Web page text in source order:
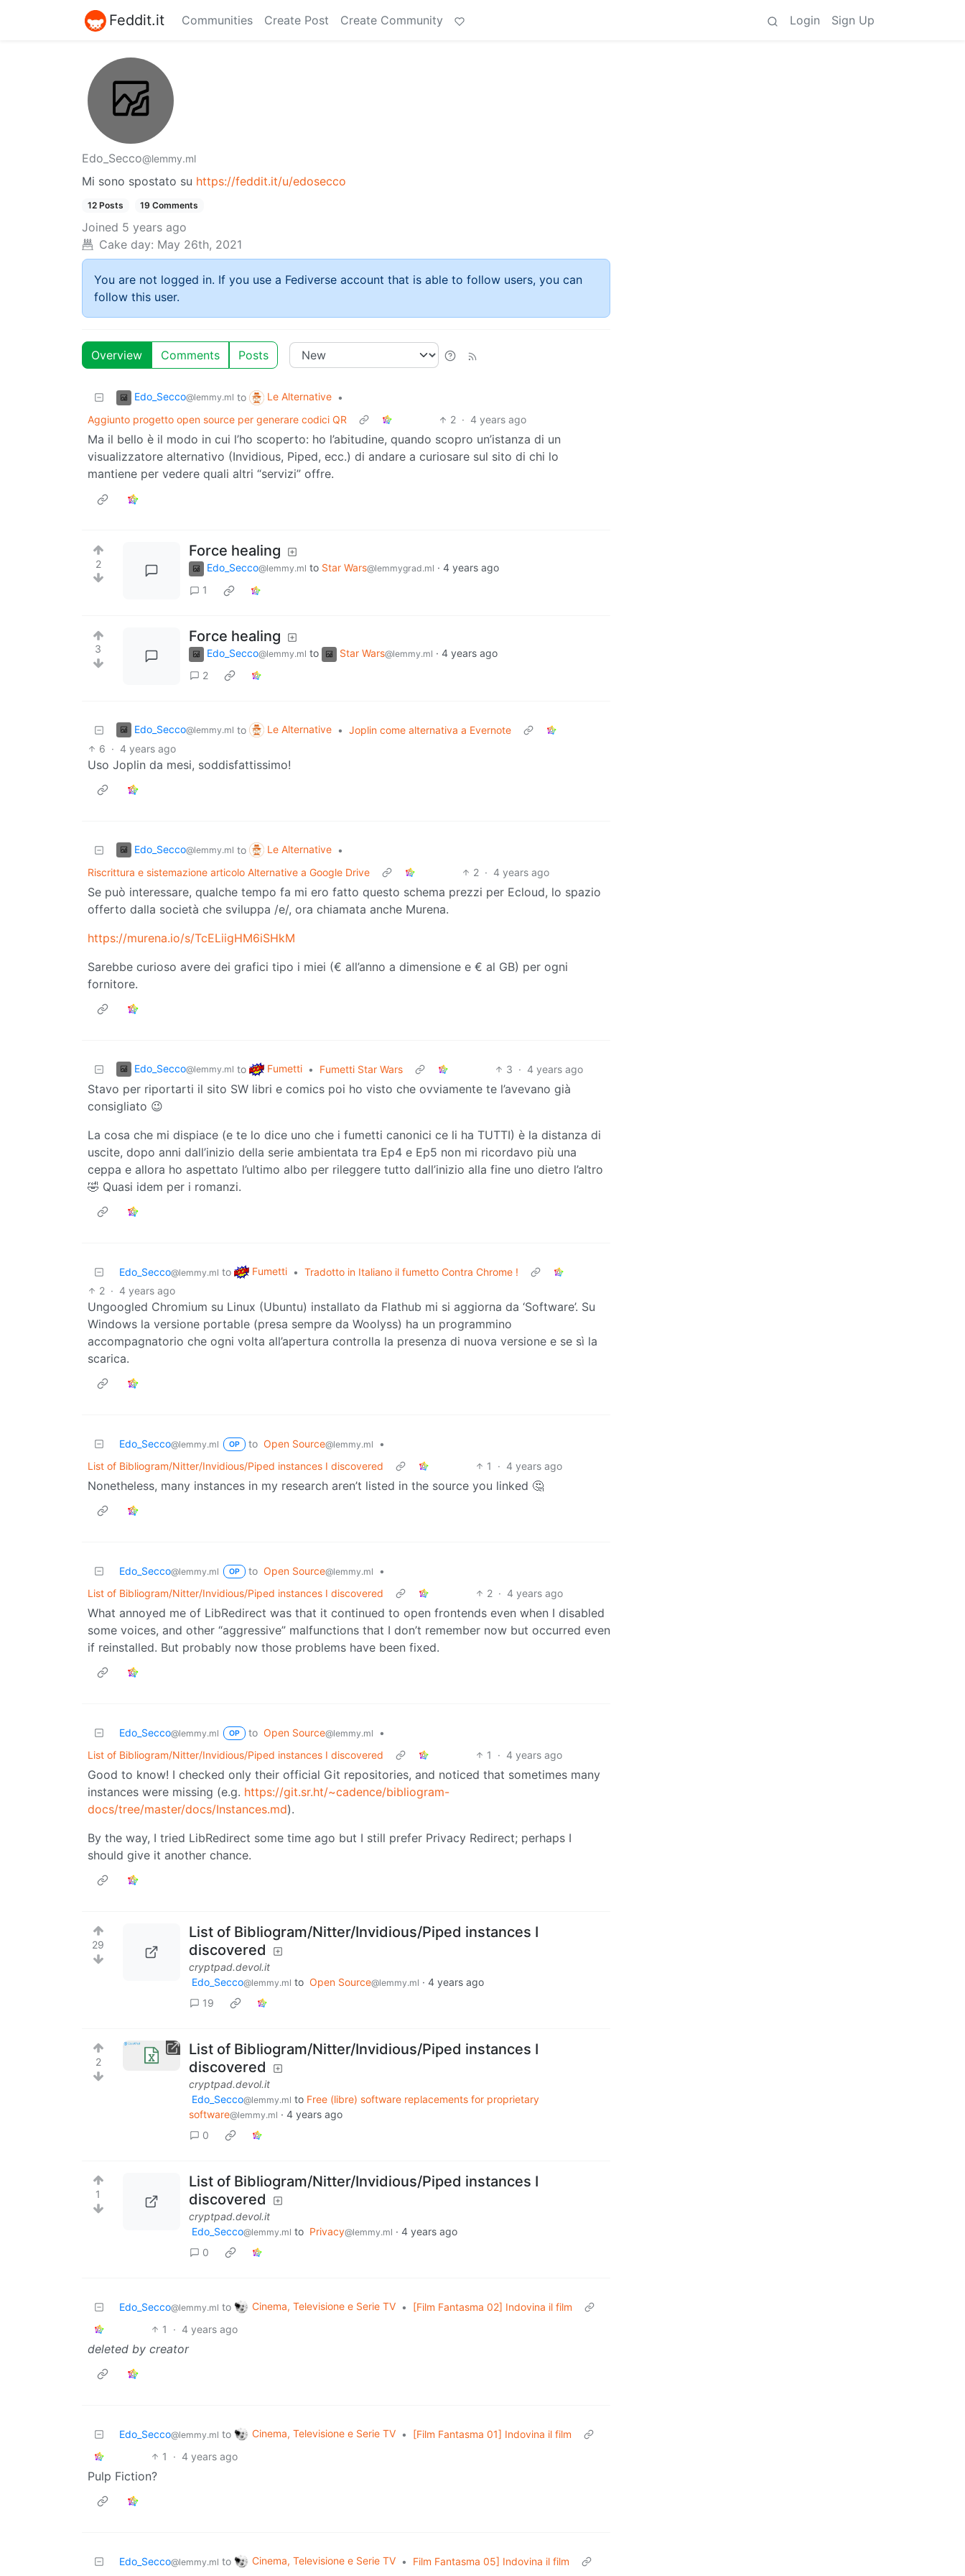
Feddit.it Communities Create Post Create Community Login Sign Up
Edo_Secco@lemmy.ml
Mi sono spostato su https://feddit.it/u/edosecco
12 Posts 19 Comments
Joined 5 years ago
Cake day: May 26th, 2021
You are not logged in. If you use a Fediverse account that is able to follow users, you can
follow this user.
Overview Comments Posts
Edo_Secco@lemmy.ml to Le Alternative •
Aggiunto progetto open source per generare codici QR
2 · 4 years ago
Ma il bello è il modo in cui l’ho scoperto: ho l’abitudine, quando scopro un’istanza di un
visualizzatore alternativo (Invidious, Piped, ecc.) di andare a curiosare sul sito di chi lo
mantiene per vedere quali altri “servizi” offre.
2
Force healing
Edo_Secco@lemmy.ml to Star Wars@lemmygrad.ml · 4 years ago
1
3
Force healing
Edo_Secco@lemmy.ml to Star Wars@lemmy.ml · 4 years ago
2
Edo_Secco@lemmy.ml to Le Alternative • Joplin come alternativa a Evernote
6 · 4 years ago
Uso Joplin da mesi, soddisfattissimo!
Edo_Secco@lemmy.ml to Le Alternative •
Riscrittura e sistemazione articolo Alternative a Google Drive
2 · 4 years ago
Se può interessare, qualche tempo fa mi ero fatto questo schema prezzi per Ecloud, lo spazio
offerto dalla società che sviluppa /e/, ora chiamata anche Murena.
https://murena.io/s/TcELiigHM6iSHkM
Sarebbe curioso avere dei grafici tipo i miei (€ all’anno a dimensione e € al GB) per ogni
fornitore.
Edo_Secco@lemmy.ml to Fumetti • Fumetti Star Wars 3 · 4 years ago
Stavo per riportarti il sito SW libri e comics poi ho visto che ovviamente te l’avevano già
consigliato 😉
La cosa che mi dispiace (e te lo dice uno che i fumetti canonici ce li ha TUTTI) è la distanza di
uscite, dopo anni dall’inizio della serie ambientata tra Ep4 e Ep5 non mi ricordavo più una
ceppa e allora ho aspettato l’ultimo albo per rileggere tutto dall’inizio alla fine uno dietro l’altro
🤣 Quasi idem per i romanzi.
Edo_Secco@lemmy.ml to Fumetti • Tradotto in Italiano il fumetto Contra Chrome !
2 · 4 years ago
Ungoogled Chromium su Linux (Ubuntu) installato da Flathub mi si aggiorna da ‘Software’. Su
Windows la versione portable (presa sempre da Woolyss) ha un programmino
accompagnatorio che ogni volta all’apertura controlla la presenza di nuova versione e se sì la
scarica.
Edo_Secco@lemmy.ml OP to Open Source@lemmy.ml
•
List of Bibliogram/Nitter/Invidious/Piped instances I discovered
1 · 4 years ago
Nonetheless, many instances in my research aren’t listed in the source you linked 🤔
Edo_Secco@lemmy.ml OP to Open Source@lemmy.ml
•
List of Bibliogram/Nitter/Invidious/Piped instances I discovered
2 · 4 years ago
What annoyed me of LibRedirect was that it continued to open frontends even when I disabled
some voices, and other “aggressive” malfunctions that I don’t remember now but occurred even
if reinstalled. But probably now those problems have been fixed.
Edo_Secco@lemmy.ml OP to Open Source@lemmy.ml
•
List of Bibliogram/Nitter/Invidious/Piped instances I discovered
1 · 4 years ago
Good to know! I checked only their official Git repositories, and noticed that sometimes many
instances were missing (e.g. https://git.sr.ht/~cadence/bibliogram-
docs/tree/master/docs/Instances.md).
By the way, I tried LibRedirect some time ago but I still prefer Privacy Redirect; perhaps I
should give it another chance.
29
List of Bibliogram/Nitter/Invidious/Piped instances I
discovered
cryptpad.devol.it
Edo_Secco@lemmy.ml to Open Source@lemmy.ml · 4 years ago
19
2
List of Bibliogram/Nitter/Invidious/Piped instances I
discovered
cryptpad.devol.it
Edo_Secco@lemmy.ml to Free (libre) software replacements for proprietary
software@lemmy.ml · 4 years ago
0
1
List of Bibliogram/Nitter/Invidious/Piped instances I
discovered
cryptpad.devol.it
Edo_Secco@lemmy.ml to Privacy@lemmy.ml · 4 years ago
0
Edo_Secco@lemmy.ml to Cinema, Televisione e Serie TV •
[Film Fantasma 02] Indovina il film
1
· 4 years ago
deleted by creator
Edo_Secco@lemmy.ml to Cinema, Televisione e Serie TV •
[Film Fantasma 01] Indovina il film
1
· 4 years ago
Pulp Fiction?
Edo_Secco@lemmy.ml to Cinema, Televisione e Serie TV • Film Fantasma 05] Indovina il film